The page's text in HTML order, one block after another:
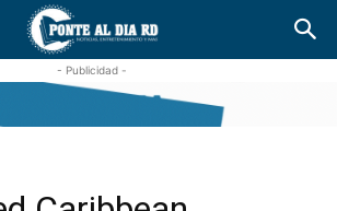
- Publicidad -